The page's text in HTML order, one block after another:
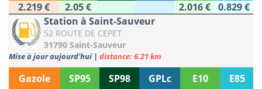
2.219 €
2.05 € 2.016 €
0.829 €
Station à Saint-Sauveur
52 ROUTE DE CEPET
31790 Saint-Sauveur
Mise à jour aujourd'hui | distance: 6.21 km
Gazole SP95 SP98 GPLc E10
E85